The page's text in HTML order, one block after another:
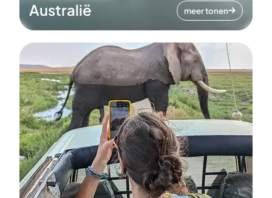
Australië meer tonen